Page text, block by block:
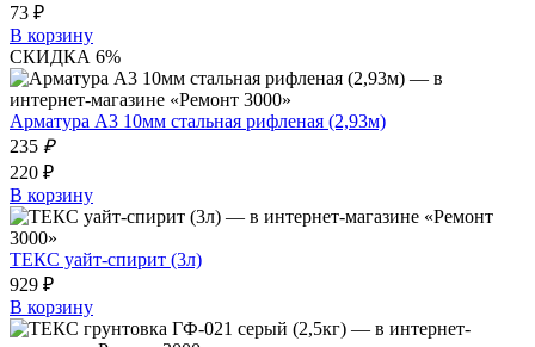
73 ₽
В корзину
СКИДКА 6%
Арматура А3 10мм стальная рифленая (2,93м)
235 ₽
220 ₽
В корзину
ТЕКС уайт-спирит (3л)
929 ₽
В корзину